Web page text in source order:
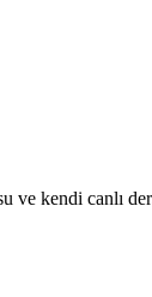
ve kendi canlı